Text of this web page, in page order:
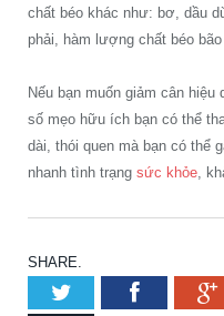
chất béo khác như: bơ, dầu
phải, hàm lượng chất béo bão
Nếu bạn muốn giảm cân
số mẹo hữu ích bạn có thể
dài, thói quen mà bạn có thể
nhanh tình trạng sức khỏe ,
SHARE.
TwitterFacebook